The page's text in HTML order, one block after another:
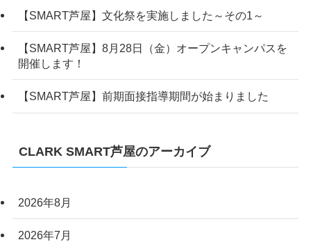
【SMART芦屋】文化祭を実施しました～その1～
【SMART芦屋】8月28日（金）オープンキャンパスを
開催します！
【SMART芦屋】前期面接指導期間が始まりました
CLARK SMART芦屋のアーカイブ
2026年8月
2026年7月